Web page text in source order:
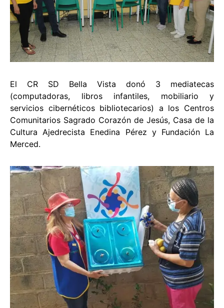
El CR SD Bella Vista donó 3 mediatecas
(computadoras, libros infantiles, mobiliario y
servicios cibernéticos bibliotecarios) a los Centros
Comunitarios Sagrado Corazón de Jesús, Casa de la
Cultura Ajedrecista Enedina Pérez y Fundación La
Merced.